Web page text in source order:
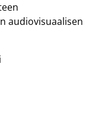
audiovisuaalisen